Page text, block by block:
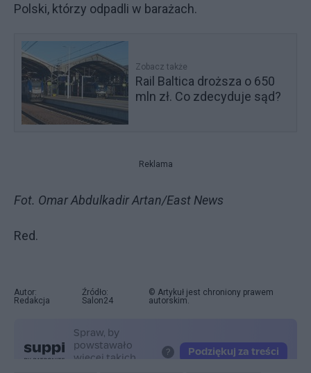
Polski, którzy odpadli w barażach.
Zobacz także
Rail Baltica droższa o 650
mln zł. Co zdecyduje sąd?
Reklama
Fot. Omar Abdulkadir Artan/East News
Red.
Autor:
Redakcja
Źródło:
Salon24
© Artykuł jest chroniony prawem
autorskim.